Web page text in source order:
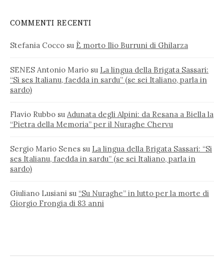
COMMENTI RECENTI
Stefania Cocco su È morto Ilio Burruni di Ghilarza
SENES Antonio Mario su La lingua della Brigata Sassari:
“Si ses Italianu, faedda in sardu” (se sei Italiano, parla in
sardo)
Flavio Rubbo su Adunata degli Alpini: da Resana a Biella la
“Pietra della Memoria” per il Nuraghe Chervu
Sergio Mario Senes su La lingua della Brigata Sassari: “Si
ses Italianu, faedda in sardu” (se sei Italiano, parla in
sardo)
Giuliano Lusiani su “Su Nuraghe” in lutto per la morte di
Giorgio Frongia di 83 anni